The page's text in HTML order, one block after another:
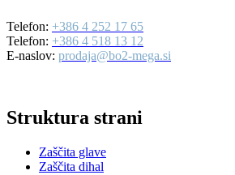
Telefon: +386 4 252 17 65
Telefon: +386 4 518 13 12
E-naslov: prodaja@bo2-mega.si
Struktura strani
Zaščita glave
Zaščita dihal